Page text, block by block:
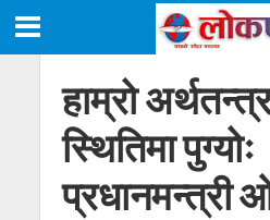
हाम्रो
स्थितिमा पुग्योः
प्रधानमन्त्री